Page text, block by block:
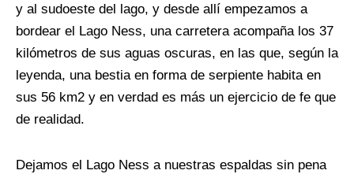
y al sudoeste del lago, y desde allí empezamos a
bordear el Lago Ness, una carretera acompaña los 37
kilómetros de sus aguas oscuras, en las que, según la
leyenda, una bestia en forma de serpiente habita en
sus 56 km2 y en verdad es más un ejercicio de fe que
de realidad.
Dejamos el Lago Ness a nuestras espaldas sin pena